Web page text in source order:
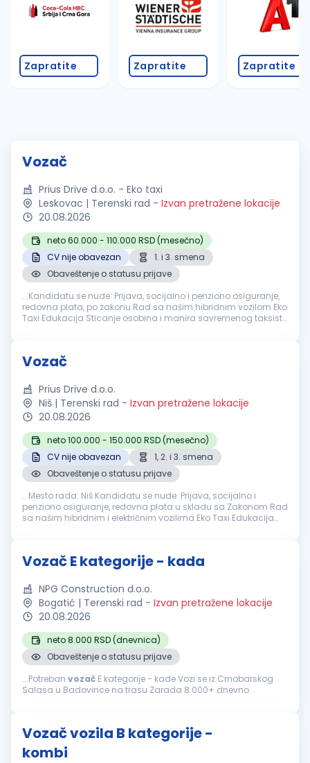
Zapratite Zapratite Zapratite
Vozač
Prius Drive d.o.o. - Eko taxi
Leskovac | Terenski rad - Izvan pretražene lokacije
20.08.2026
neto 60.000 - 110.000 RSD (mesečno)
CV nije obavezan
1. i 3. smena
Obaveštenje o statusu prijave
...Kandidatu se nude: Prijava, socijalno i penziono osiguranje,
redovna plata, po zakonu Rad sa našim hibridnim vozilom Eko
Taxi Edukacija Sticanje osobina i manira savremenog taksiste
Vozač
Prius Drive d.o.o.
Niš | Terenski rad - Izvan pretražene lokacije
20.08.2026
neto 100.000 - 150.000 RSD (mesečno)
CV nije obavezan
1, 2. i 3. smena
Obaveštenje o statusu prijave
...Mesto rada: Niš Kandidatu se nude: Prijava, socijalno i
penziono osiguranje, redovna plata u skladu sa Zakonom Rad
sa našim hibridnim i električnim vozilima Eko Taxi Edukacija
Vozač E kategorije - kada
NPG Construction d.o.o.
Bogatić | Terenski rad - Izvan pretražene lokacije
20.08.2026
neto 8.000 RSD (dnevnica)
Obaveštenje o statusu prijave
...Potreban vozač E kategorije - kade Vozi se iz Crnobarskog
Salasa u Badovince na trasu Zarada 8.000+ dnevno...
Vozač vozila B kategorije -
kombi